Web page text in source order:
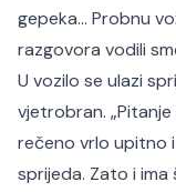
gepeka... Probnu
razgovora vodili
U vozilo se ulazi
vjetrobran.
rečeno vrlo upitno
sprijeda. Zato i